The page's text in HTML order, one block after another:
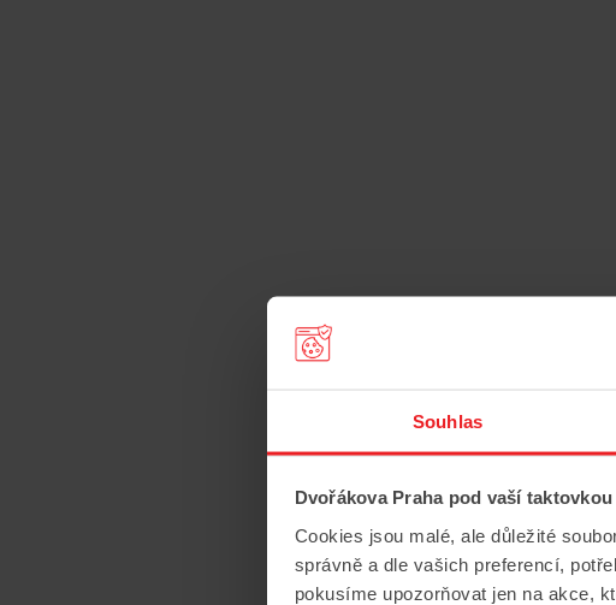
Souhlas
Dvořákova Praha pod vaší taktovkou
Cookies jsou malé, ale důležité
správně a dle vašich preferencí,
pokusíme upozorňovat jen na akce,
Bořislavce
spojení